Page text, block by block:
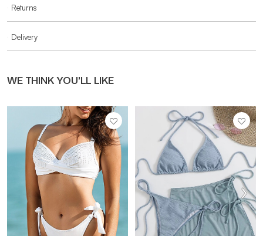
Returns
Delivery
WE THINK YOU’LL LIKE